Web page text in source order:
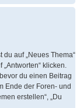
auf „Neues Thema“
klicken.
du einen Beitrag
Ende der Foren- und
erstellen“, „Du